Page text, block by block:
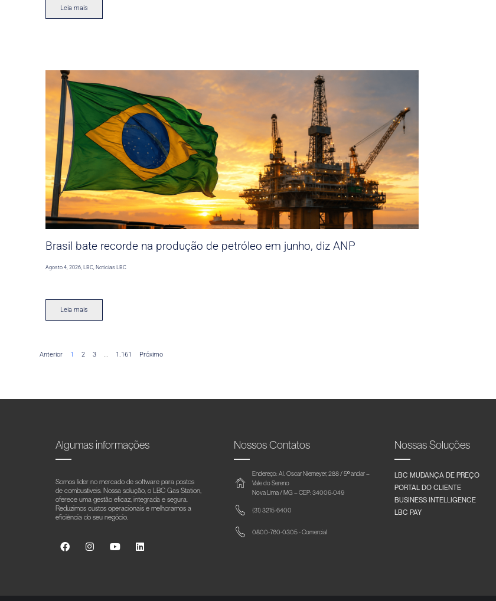
Leia mais
Brasil bate recorde na produção de petróleo em junho, diz ANP
Agosto 4, 2026 ,LBC Noticias LBC
Leia mais
Anterior 1 2 3 … 1.161 Próximo
Algumas informações
Somos líder no mercado de software para postos
de combustíveis. Nossa solução, o LBC Gas Station,
oferece uma gestão eficaz, integrada e segura.
Reduzimos custos operacionais e melhoramos a
eficiência do seu negócio.
Nossos Contatos
Endereço: Al. Oscar Niemeyer, 288 / 5º andar –
Vale do Sereno
Nova Lima / MG – CEP: 34006-049
(31) 3215-6400
0800-760-0305 - Comercial
Nossas Soluções
LBC MUDANÇA DE PREÇO
PORTAL DO CLIENTE
BUSINESS INTELLIGENCE
LBC PAY